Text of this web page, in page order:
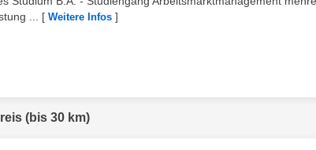
...
[ Weitere Infos ]
(bis 30 km)